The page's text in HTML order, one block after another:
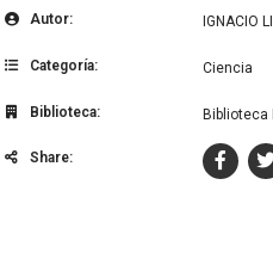
Autor: IGNACIO
Categoría: Ciencia
Biblioteca: Biblioteca
Share: